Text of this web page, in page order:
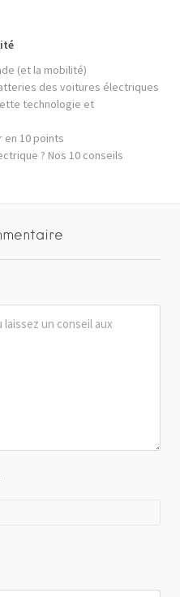
(et la mobilité)
des voitures électriques
technologie et
10 points
? Nos 10 conseils